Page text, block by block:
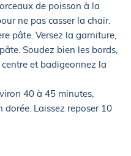
de poisson à la
ne pas casser la chair.
pâte. Versez la garniture,
Soudez bien les bords,
et badigeonnez la
40 à 45 minutes,
dorée. Laissez reposer 10